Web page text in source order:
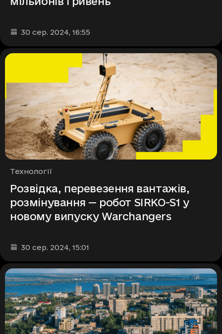
Дата та час публікації
30 сер. 2024, 16:55
Рубрики
Технології
Розвідка, перевезення вантажів,
розмінування — робот SIRKO-S1 у
новому випуску Warchangers
Дата та час публікації
30 сер. 2024, 15:01